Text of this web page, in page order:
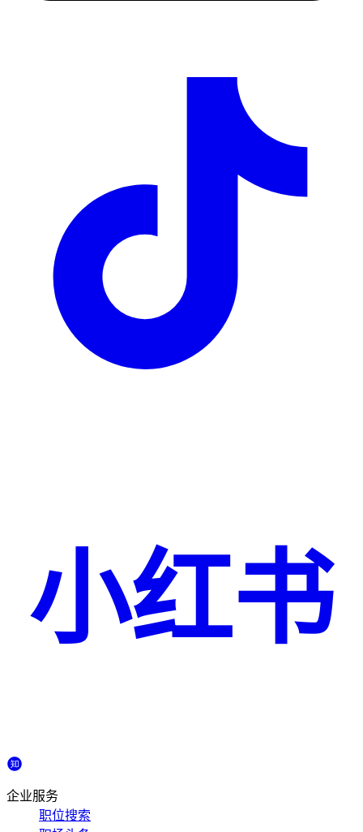
小红书
企业服务
职位搜索